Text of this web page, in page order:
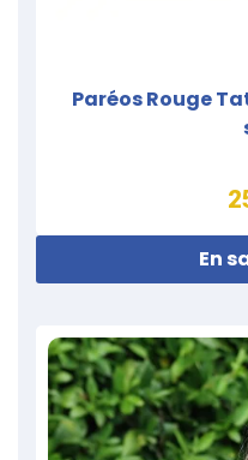
Paréos Rouge
En